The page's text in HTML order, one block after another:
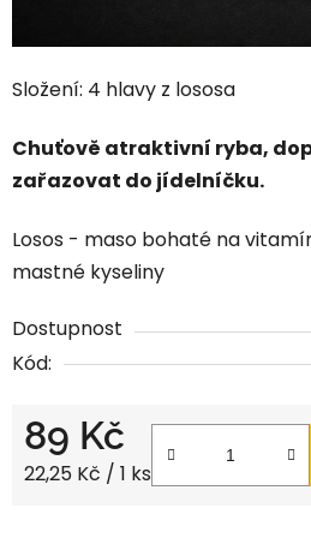
Složení: 4 hlavy z lososa
Chuťově atraktivní ryba,
zařazovat do jídelníčku.
Losos - maso bohaté na
mastné kyseliny
Dostupnost
Kód:
89 Kč
Měrná cena:
22,25 Kč / 1 ks